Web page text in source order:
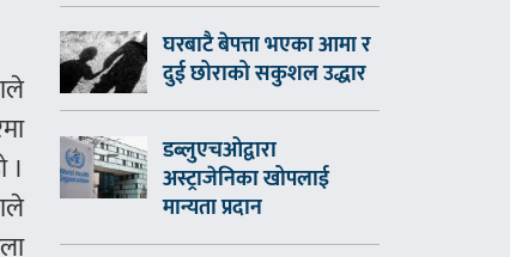
।
घरबाटै बेपत्ता भएका आमा र
दुई छोराको सकुशल उद्धार
डब्लुएचओद्वारा
अस्ट्राजेनिका खोपलाई
मान्यता प्रदान